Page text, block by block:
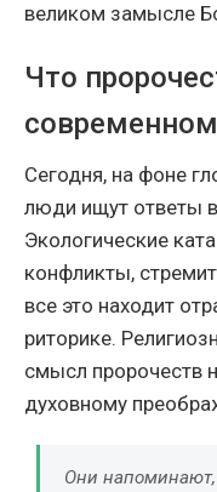
великом замысле
Что
Сегодня, на фоне
люди ищут ответы в
Экологические
конфликты,
все это находит
риторике.
смысл пророчеств
духовному
Они напоминают,